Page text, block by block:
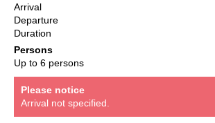
Arrival
Departure
Duration
Persons
Up to 6 persons
Please notice
Arrival not specified.